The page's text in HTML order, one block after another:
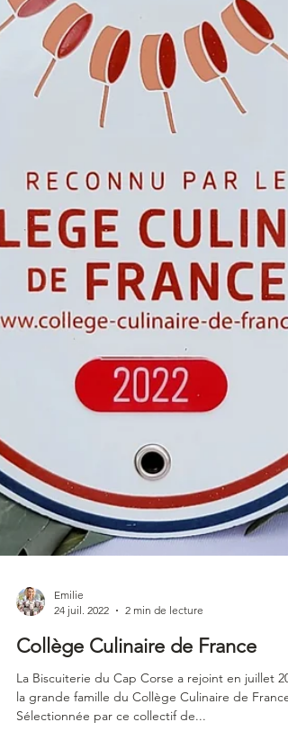
24 juil. 2022
2 min de lecture
Collège Culinaire de France
La Biscuiterie du Cap Corse a rejoint en juillet